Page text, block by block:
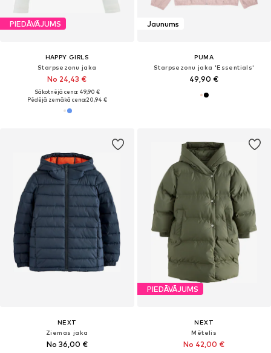
PIEDĀVĀJUMS
HAPPY GIRLS
Starpsezonu jaka
No 24,43 €
Sākotnējā cena: 49,90 €
Pēdējā zemākā cena:20,94 €
Jaunums
PUMA
Starpsezonu jaka 'Essentials'
49,90 €
NEXT
Ziemas jaka
No 36,00 €
PIEDĀVĀJUMS
NEXT
Mētelis
No 42,00 €